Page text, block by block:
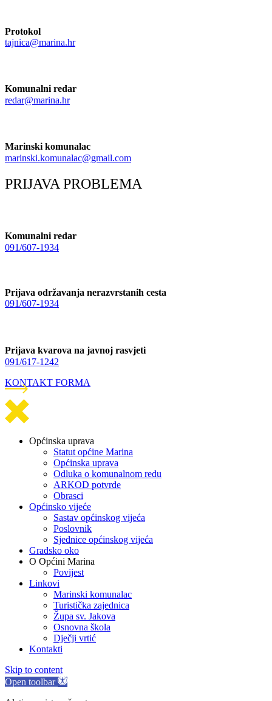
Protokol
tajnica@marina.hr
Komunalni redar
redar@marina.hr
Marinski komunalac
marinski.komunalac@gmail.com
PRIJAVA PROBLEMA
Komunalni redar
091/607-1934
Prijava održavanja nerazvrstanih cesta
091/607-1934
Prijava kvarova na javnoj rasvjeti
091/617-1242
KONTAKT FORMA
Općinska uprava
Statut općine Marina
Općinska uprava
Odluka o komunalnom redu
ARKOD potvrde
Obrasci
Općinsko vijeće
Sastav općinskog vijeća
Poslovnik
Sjednice općinskog vijeća
Gradsko oko
O Općini Marina
Povijest
Linkovi
Marinski komunalac
Turistička zajednica
Župa sv. Jakova
Osnovna škola
Dječji vrtić
Kontakti
Skip to content
Open toolbar